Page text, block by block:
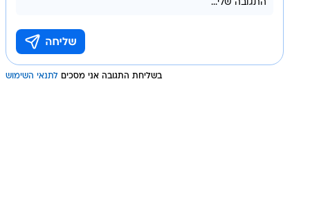
בשליחת התגובה אני מסכים לתנאי השימוש